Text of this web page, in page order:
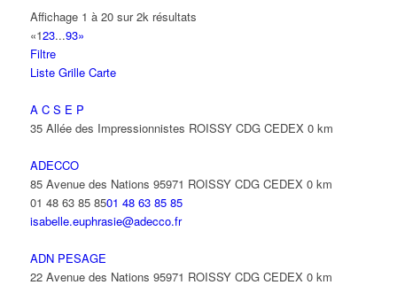
ABBAOUI TOUFIK
10 Allée Georges Gershwin 93420 VILLEPINTE
ABBES SARAH
Affichage 1 à 20 sur 2k résultats
«123...93»
Filtre
Liste Grille Carte
A C S E P
35 Allée des Impressionnistes ROISSY CDG CEDEX 0 km
ADECCO
85 Avenue des Nations 95971 ROISSY CDG CEDEX 0 km
01 48 63 85 8501 48 63 85 85
isabelle.euphrasie@adecco.fr
ADN PESAGE
22 Avenue des Nations 95971 ROISSY CDG CEDEX 0 km